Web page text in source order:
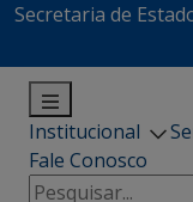
Secretaria de
Institucional
Fale Conosco
Pesquisar